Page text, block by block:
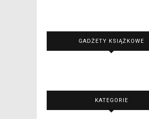
GADŻETY KSIĄŻKOWE
KATEGORIE